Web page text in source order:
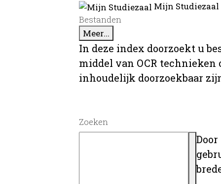
Mijn
Bestanden
Meer...
In deze index doorzoekt u
middel van OCR
inhoudelijk doorzoekbaar
Zoeken